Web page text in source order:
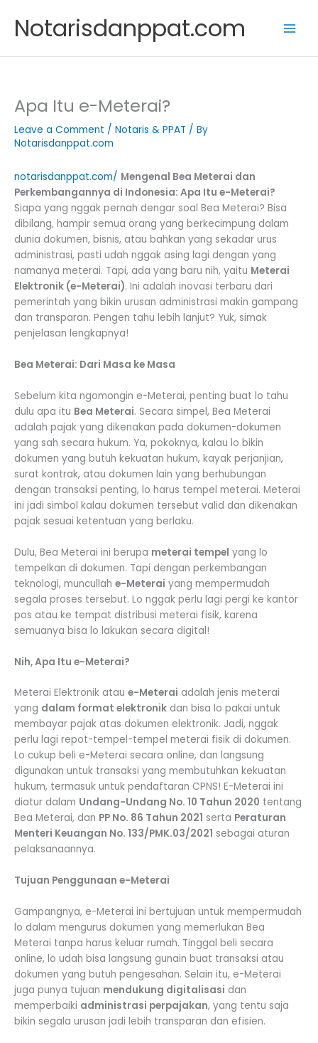
content
Notarisdanppat.com
Apa Itu e-Meterai?
Leave a Comment / Notaris & PPAT / By
Notarisdanppat.com
notarisdanppat.com/ Mengenal Bea Meterai dan
Perkembangannya di Indonesia: Apa Itu e-Meterai?
Siapa yang nggak pernah dengar soal Bea Meterai? Bisa
dibilang, hampir semua orang yang berkecimpung dalam
dunia dokumen, bisnis, atau bahkan yang sekadar urus
administrasi, pasti udah nggak asing lagi dengan yang
namanya meterai. Tapi, ada yang baru nih, yaitu Meterai
Elektronik (e-Meterai). Ini adalah inovasi terbaru dari
pemerintah yang bikin urusan administrasi makin gampang
dan transparan. Pengen tahu lebih lanjut? Yuk, simak
penjelasan lengkapnya!
Bea Meterai: Dari Masa ke Masa
Sebelum kita ngomongin e-Meterai, penting buat lo tahu
dulu apa itu Bea Meterai. Secara simpel, Bea Meterai
adalah pajak yang dikenakan pada dokumen-dokumen
yang sah secara hukum. Ya, pokoknya, kalau lo bikin
dokumen yang butuh kekuatan hukum, kayak perjanjian,
surat kontrak, atau dokumen lain yang berhubungan
dengan transaksi penting, lo harus tempel meterai. Meterai
ini jadi simbol kalau dokumen tersebut valid dan dikenakan
pajak sesuai ketentuan yang berlaku.
Dulu, Bea Meterai ini berupa meterai tempel yang lo
tempelkan di dokumen. Tapi dengan perkembangan
teknologi, muncullah e-Meterai yang mempermudah
segala proses tersebut. Lo nggak perlu lagi pergi ke kantor
pos atau ke tempat distribusi meterai fisik, karena
semuanya bisa lo lakukan secara digital!
Nih, Apa Itu e-Meterai?
Meterai Elektronik atau e-Meterai adalah jenis meterai
yang dalam format elektronik dan bisa lo pakai untuk
membayar pajak atas dokumen elektronik. Jadi, nggak
perlu lagi repot-tempel-tempel meterai fisik di dokumen.
Lo cukup beli e-Meterai secara online, dan langsung
digunakan untuk transaksi yang membutuhkan kekuatan
hukum, termasuk untuk pendaftaran CPNS! E-Meterai ini
diatur dalam Undang-Undang No. 10 Tahun 2020 tentang
Bea Meterai, dan PP No. 86 Tahun 2021 serta Peraturan
Menteri Keuangan No. 133/PMK.03/2021 sebagai aturan
pelaksanaannya.
Tujuan Penggunaan e-Meterai
Gampangnya, e-Meterai ini bertujuan untuk mempermudah
lo dalam mengurus dokumen yang memerlukan Bea
Meterai tanpa harus keluar rumah. Tinggal beli secara
online, lo udah bisa langsung gunain buat transaksi atau
dokumen yang butuh pengesahan. Selain itu, e-Meterai
juga punya tujuan mendukung digitalisasi dan
memperbaiki administrasi perpajakan, yang tentu saja
bikin segala urusan jadi lebih transparan dan efisien.